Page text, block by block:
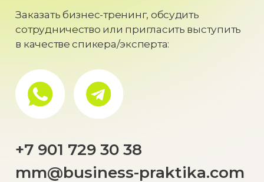
Политика конфиденциальности
Разработка и дизайн сайта
© 2024 Константин Реутов